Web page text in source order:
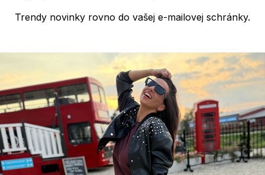
Trendy novinky rovno do vašej e-mailovej schránky.